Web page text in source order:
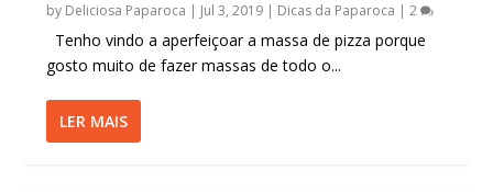
by Deliciosa Paparoca | Jul 3, 2019 | Dicas da Paparoca |2
Tenho vindo a aperfeiçoar a massa de pizza porque
gosto muito de fazer massas de todo o...
LER MAIS